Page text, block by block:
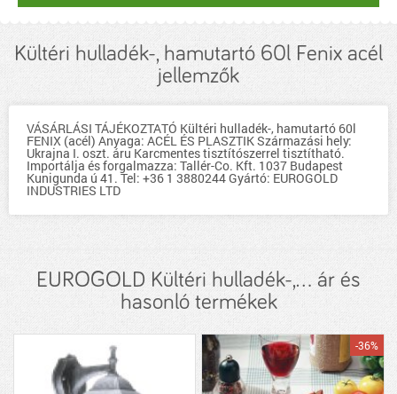
Kültéri hulladék-, hamutartó 60l Fenix acél
jellemzők
VÁSÁRLÁSI TÁJÉKOZTATÓ Kültéri hulladék-, hamutartó 60l
FENIX (acél) Anyaga: ACÉL ÉS PLASZTIK Származási hely:
Ukrajna I. oszt. áru Karcmentes tisztítószerrel tisztítható.
Importálja és forgalmazza: Tallér-Co. Kft. 1037 Budapest
Kunigunda ú 41. Tel: +36 1 3880244 Gyártó: EUROGOLD
INDUSTRIES LTD
EUROGOLD Kültéri hulladék-,... ár és
hasonló termékek
-36%